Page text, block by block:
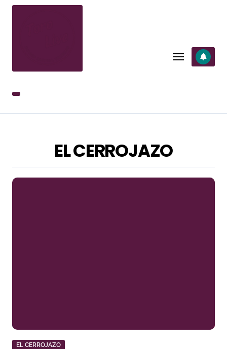
SALTAR
EL CERROJAZO
EL CERROJAZO